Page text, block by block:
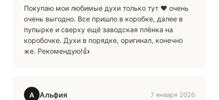
Покупаю мои любимые духи только тут ❤️ очень
очень выгодно. Все пришло в коробке, далее в
пупырке и сверху ещё заводская плёнка на
коробочке. Духи в порядке, оригинал, конечно
же. Рекомендую!👍
А Альфия 7 января 2026